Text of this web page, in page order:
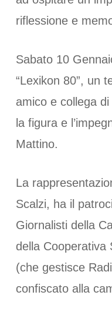
riflessione e
Sabato 10
“Lexikon 80”, un
amico e collega
la figura e
Mattino.
La
Scalzi, ha il
Giornalisti della
della Cooperativa
(che gestisce
confiscato alla